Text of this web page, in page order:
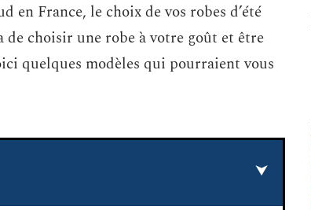
en France, le choix de vos robes d’été
choisir une robe à votre goût et être
quelques modèles qui pourraient vous